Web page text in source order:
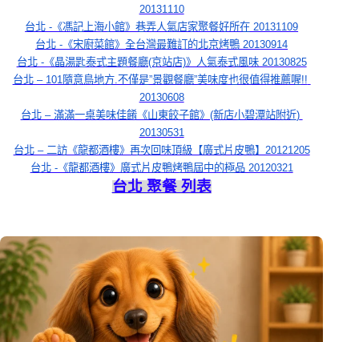
20131110
台北 -《馮記上海小館》巷弄人氣店家聚餐好所在 20131109
台北 -《宋廚菜館》全台灣最難訂的北京烤鴨 20130914
台北 -《晶湯匙泰式主題餐廳(京站店)》人氣泰式風味 20130825
台北 – 101隨意鳥地方.不僅是”景觀餐廳”美味度也很值得推薦喔!!
20130608
台北 – 滿滿一桌美味佳餚《山東餃子館》(新店小碧潭站附近)
20130531
台北 – 二訪《龍都酒樓》再次回味頂級【廣式片皮鴨】20121205
台北 -《龍都酒樓》廣式片皮鴨烤鴨屆中的極品 20120321
台北 聚餐 列表